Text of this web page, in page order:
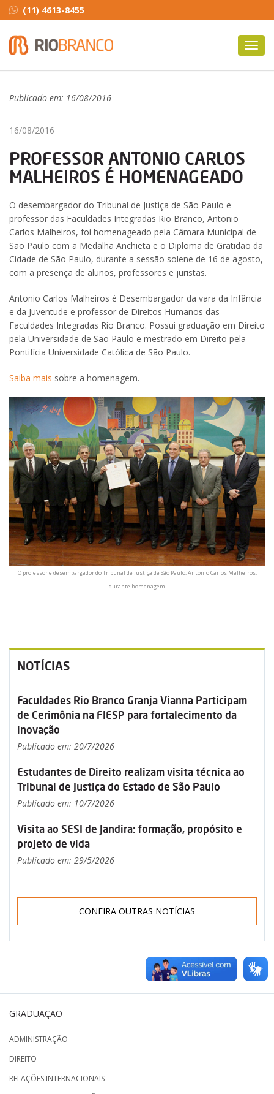
(11) 4613-8455
Publicado em: 16/08/2016
16/08/2016
PROFESSOR ANTONIO CARLOS
MALHEIROS É HOMENAGEADO
O desembargador do Tribunal de Justiça de São Paulo e
professor das Faculdades Integradas Rio Branco, Antonio
Carlos Malheiros, foi homenageado pela Câmara Municipal de
São Paulo com a Medalha Anchieta e o Diploma de Gratidão da
Cidade de São Paulo, durante a sessão solene de 16 de agosto,
com a presença de alunos, professores e juristas.
Antonio Carlos Malheiros é Desembargador da vara da Infância
e da Juventude e professor de Direitos Humanos das
Faculdades Integradas Rio Branco. Possui graduação em Direito
pela Universidade de São Paulo e mestrado em Direito pela
Pontifícia Universidade Católica de São Paulo.
Saiba mais sobre a homenagem.
O professor e desembargador do Tribunal de Justiça de São Paulo, Antonio Carlos Malheiros,
durante homenagem
NOTÍCIAS
Faculdades Rio Branco Granja Vianna Participam
de Cerimônia na FIESP para fortalecimento da
inovação
Publicado em: 20/7/2026
Estudantes de Direito realizam visita técnica ao
Tribunal de Justiça do Estado de São Paulo
Publicado em: 10/7/2026
Visita ao SESI de Jandira: formação, propósito e
projeto de vida
Publicado em: 29/5/2026
CONFIRA OUTRAS NOTÍCIAS
GRADUAÇÃO
ADMINISTRAÇÃO
DIREITO
RELAÇÕES INTERNACIONAIS